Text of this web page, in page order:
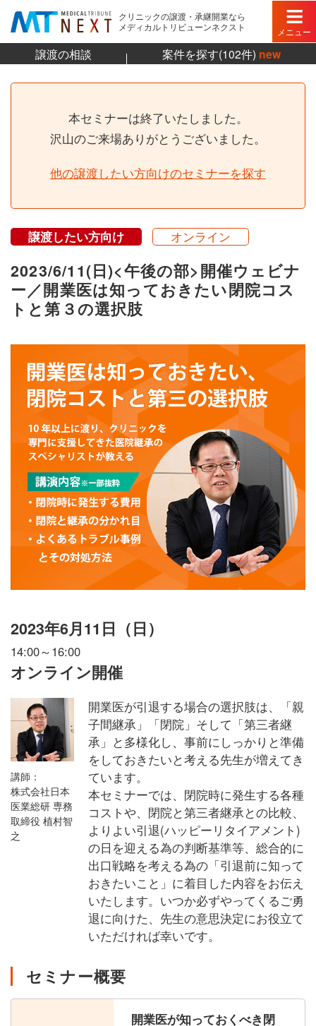
クリニックの譲渡・承継開業なら
メディカルトリビューンネクスト
メニュー
譲渡の相談 案件を探す(102件) new
本セミナーは終了いたしました。
沢山のご来場ありがとうございました。
他の譲渡したい方向けのセミナーを探す
譲渡したい方向け オンライン
2023/6/11(日)<午後の部>開催ウェビナ
ー／開業医は知っておきたい閉院コス
トと第３の選択肢
2023年6月11日（日）
14:00～16:00
オンライン開催
講師：
株式会社日本
医業総研 専務
取締役 植村智
之
開業医が引退する場合の選択肢は、「親
子間継承」「閉院」そして「第三者継
承」と多様化し、事前にしっかりと準備
をしておきたいと考える先生が増えてき
ています。
本セミナーでは、閉院時に発生する各種
コストや、閉院と第三者継承との比較、
よりよい引退(ハッピーリタイアメント)
の日を迎える為の判断基準等、総合的に
出口戦略を考える為の「引退前に知って
おきたいこと」に着目した内容をお伝え
いたします。いつか必ずやってくるご勇
退に向けた、先生の意思決定にお役立て
いただければ幸いです。
セミナー概要
開業医が知っておくべき閉